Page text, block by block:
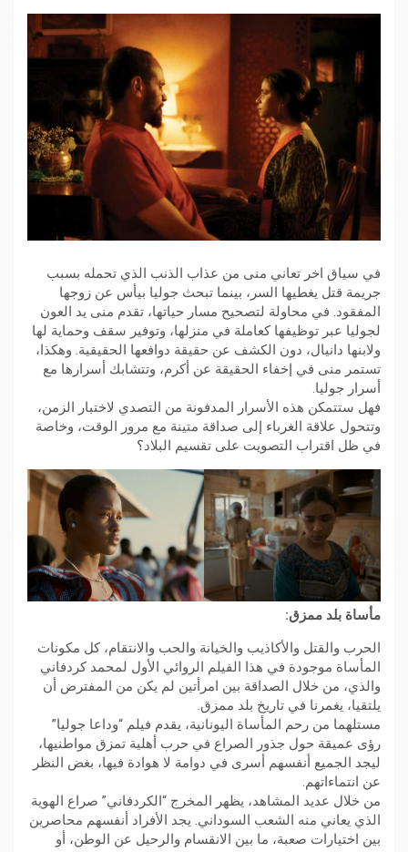
في سياق اخر تعاني منى من عذاب الذنب الذي تحمله بسبب
جريمة قتل يغطيها السر، بينما تبحث جوليا بيأس عن زوجها
المفقود. في محاولة لتصحيح مسار حياتها، تقدم منى يد العون
لجوليا عبر توظيفها كعاملة في منزلها، وتوفير سقف وحماية لها
ولابنها دانيال، دون الكشف عن حقيقة دوافعها الحقيقية. وهكذا،
تستمر منى في إخفاء الحقيقة عن أكرم، وتتشابك أسرارها مع
أسرار جوليا.
فهل ستتمكن هذه الأسرار المدفونة من التصدي لاختبار الزمن،
وتتحول علاقة الغرباء إلى صداقة متينة مع مرور الوقت، وخاصة
في ظل اقتراب التصويت على تقسيم البلاد؟
مأساة بلد ممزق:
الحرب والقتل والأكاذيب والخيانة والحب والانتقام، كل مكونات
المأساة موجودة في هذا الفيلم الروائي الأول لمحمد كردفاني
والذي، من خلال الصداقة بين امرأتين لم يكن من المفترض أن
يلتقيا، يغمرنا في تاريخ بلد ممزق.
مستلهما من رحم المأساة اليونانية، يقدم فيلم “وداعا جوليا”
رؤى عميقة حول جذور الصراع في حرب أهلية تمزق مواطنيها،
ليجد الجميع أنفسهم أسرى في دوامة لا هوادة فيها، بغض النظر
عن انتماءاتهم.
من خلال عديد المشاهد، يظهر المخرج “الكردفاني” صراع الهوية
الذي يعاني منه الشعب السوداني. يجد الأفراد أنفسهم محاصرين
بين اختيارات صعبة، ما بين الانقسام والرحيل عن الوطن، أو